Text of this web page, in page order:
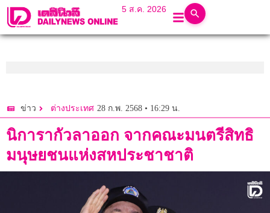
5 ส.ค. 2026
ข่าว ต่างประเทศ 28 ก.พ. 2568 • 16:29 น.
นิการากัวลาออก จากคณะมนตรีสิทธิ
มนุษยชนแห่งสหประชาชาติ